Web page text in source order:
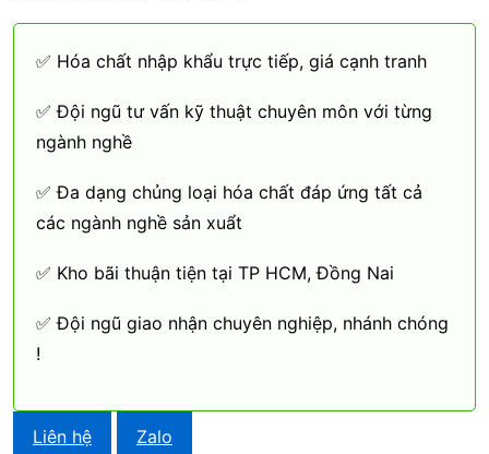
✅ Hóa chất nhập khẩu trực tiếp, giá cạnh tranh
✅ Đội ngũ tư vấn kỹ thuật chuyên môn với từng
ngành nghề
✅ Đa dạng chủng loại hóa chất đáp ứng tất cả
các ngành nghề sản xuẩt
✅ Kho bãi thuận tiện tại TP HCM, Đồng Nai
✅ Đội ngũ giao nhận chuyên nghiệp, nhánh chóng
!
Liên hệ
Zalo